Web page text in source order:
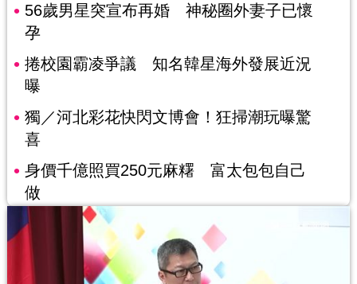
56歲男星突宣布再婚 神秘圈外妻子已懷
孕
捲校園霸凌爭議 知名韓星海外發展近況
曝
獨／河北彩花快閃文博會！狂掃潮玩曝驚
喜
身價千億照買250元麻糬 富太包包自己
做